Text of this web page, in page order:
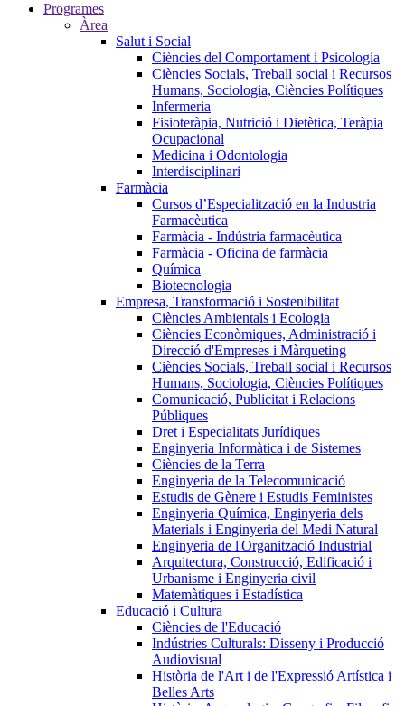
Programes
Àrea
Salut i Social
Ciències del Comportament i Psicologia
Ciències Socials, Treball social i Recursos
Humans, Sociologia, Ciències Polítiques
Infermeria
Fisioteràpia, Nutrició i Dietètica, Teràpia
Ocupacional
Medicina i Odontologia
Interdisciplinari
Farmàcia
Cursos d’Especialització en la Industria
Farmacèutica
Farmàcia - Indústria farmacèutica
Farmàcia - Oficina de farmàcia
Química
Biotecnologia
Empresa, Transformació i Sostenibilitat
Ciències Ambientals i Ecologia
Ciències Econòmiques, Administració i
Direcció d'Empreses i Màrqueting
Ciències Socials, Treball social i Recursos
Humans, Sociologia, Ciències Polítiques
Comunicació, Publicitat i Relacions
Públiques
Dret i Especialitats Jurídiques
Enginyeria Informàtica i de Sistemes
Ciències de la Terra
Enginyeria de la Telecomunicació
Estudis de Gènere i Estudis Feministes
Enginyeria Química, Enginyeria dels
Materials i Enginyeria del Medi Natural
Enginyeria de l'Organització Industrial
Arquitectura, Construcció, Edificació i
Urbanisme i Enginyeria civil
Matemàtiques i Estadística
Educació i Cultura
Ciències de l'Educació
Indústries Culturals: Disseny i Producció
Audiovisual
Història de l'Art i de l'Expressió Artística i
Belles Arts